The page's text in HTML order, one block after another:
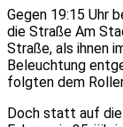
Gegen 19:15 Uhr
die Straße Am
Straße, als ihnen
Beleuchtung
folgten dem
Doch statt auf die